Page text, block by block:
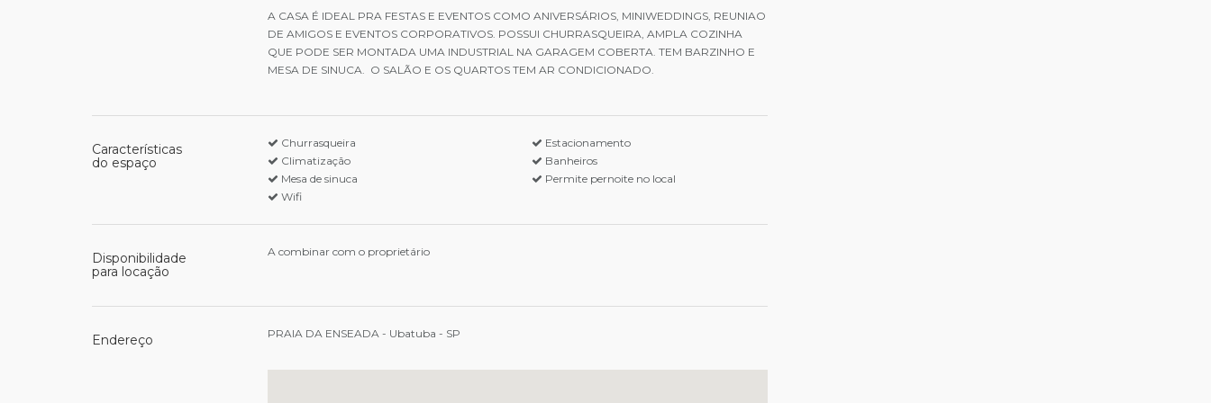
A CASA É IDEAL PRA FESTAS E EVENTOS COMO ANIVERSÁRIOS, MINIWEDDINGS, REUNIAO
DE AMIGOS E EVENTOS CORPORATIVOS. POSSUI CHURRASQUEIRA, AMPLA COZINHA
QUE PODE SER MONTADA UMA INDUSTRIAL NA GARAGEM COBERTA. TEM BARZINHO E
MESA DE SINUCA. O SALÃO E OS QUARTOS TEM AR CONDICIONADO.
Características
do espaço
Churrasqueira
Estacionamento
Climatização
Banheiros
Mesa de sinuca
Permite pernoite no local
Wifi
Disponibilidade
para locação
A combinar com o proprietário
Endereço PRAIA DA ENSEADA - Ubatuba - SP